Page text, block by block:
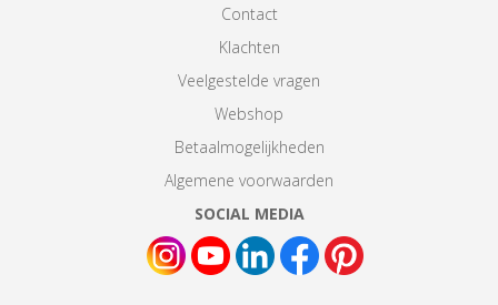
Contact
Klachten
Veelgestelde vragen
Webshop
Betaalmogelijkheden
Algemene voorwaarden
SOCIAL MEDIA